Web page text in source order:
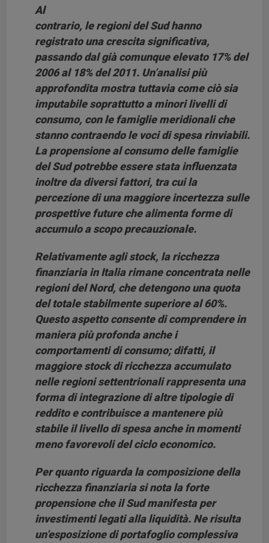
Al
contrario, le regioni del Sud hanno
registrato una crescita significativa,
passando dal già comunque elevato 17% del
2006 al 18% del 2011. Un’analisi più
approfondita mostra tuttavia come ciò sia
imputabile soprattutto a minori livelli di
consumo, con le famiglie meridionali che
stanno contraendo le voci di spesa rinviabili.
La propensione al consumo delle famiglie
del Sud potrebbe essere stata influenzata
inoltre da diversi fattori, tra cui la
percezione di una maggiore incertezza sulle
prospettive future che alimenta forme di
accumulo a scopo precauzionale.
Relativamente agli stock, la ricchezza
finanziaria in Italia rimane concentrata nelle
regioni del Nord, che detengono una quota
del totale stabilmente superiore al 60%.
Questo aspetto consente di comprendere in
maniera più profonda anche i
comportamenti di consumo; difatti, il
maggiore stock di ricchezza accumulato
nelle regioni settentrionali rappresenta una
forma di integrazione di altre tipologie di
reddito e contribuisce a mantenere più
stabile il livello di spesa anche in momenti
meno favorevoli del ciclo economico.
Per quanto riguarda la composizione della
ricchezza finanziaria si nota la forte
propensione che il Sud manifesta per
investimenti legati alla liquidità. Ne risulta
un’esposizione di portafoglio complessiva